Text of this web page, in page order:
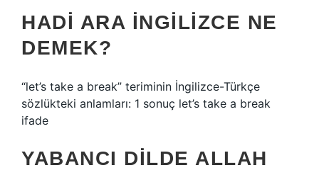
HADI ARA INGILIZCE NE
DEMEK?
“let’s take a break” teriminin İngilizce-Türkçe
sözlükteki anlamları: 1 sonuç let’s take a break
ifade
YABANCI DILDE ALLAH